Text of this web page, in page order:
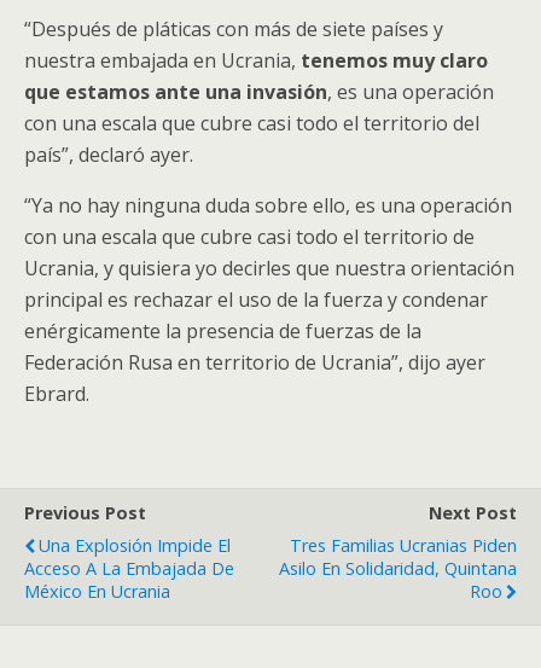
“Después de pláticas con más de siete países y
nuestra embajada en Ucrania, tenemos muy claro
que estamos ante una invasión, es una operación
con una escala que cubre casi todo el territorio del
país”, declaró ayer.
“Ya no hay ninguna duda sobre ello, es una operación
con una escala que cubre casi todo el territorio de
Ucrania, y quisiera yo decirles que nuestra orientación
principal es rechazar el uso de la fuerza y condenar
enérgicamente la presencia de fuerzas de la
Federación Rusa en territorio de Ucrania”, dijo ayer
Ebrard.
Previous Post
Una Explosión Impide El
Acceso A La Embajada De
México En Ucrania
Next Post
Tres Familias Ucranias Piden
Asilo En Solidaridad, Quintana
Roo